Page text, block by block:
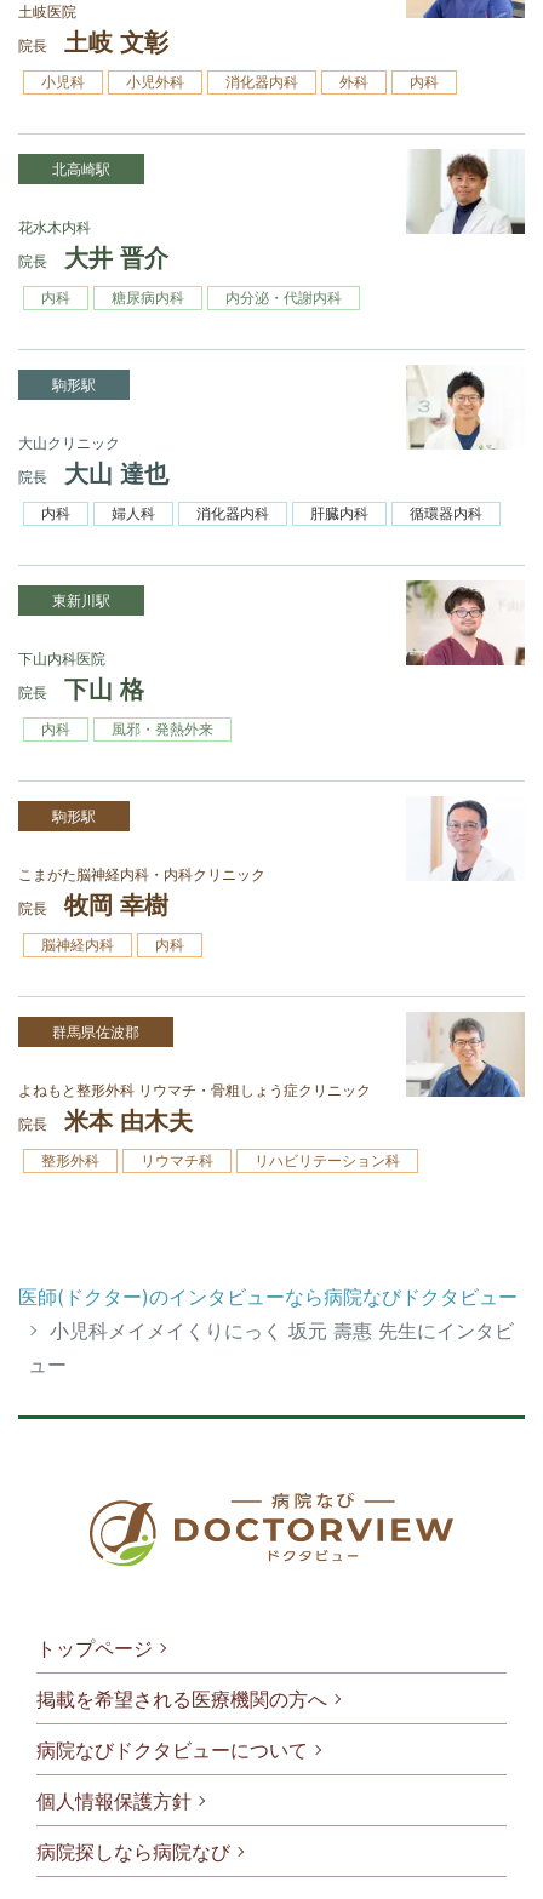
土岐医院
院長
土岐 文彰
小児科 小児外科 消化器内科 外科 内科
北高崎駅
花水木内科
院長
大井 晋介
内科 糖尿病内科 内分泌・代謝内科
駒形駅
大山クリニック
院長
大山 達也
内科 婦人科 消化器内科 肝臓内科 循環器内科
東新川駅
下山内科医院
院長
下山 格
内科 風邪・発熱外来
駒形駅
こまがた脳神経内科・内科クリニック
院長
牧岡 幸樹
脳神経内科 内科
群馬県佐波郡
よねもと整形外科 リウマチ・骨粗しょう症クリニック
院長
米本 由木夫
整形外科 リウマチ科 リハビリテーション科
医師(ドクター)のインタビューなら病院なびドクタビュー
小児科メイメイくりにっく 坂元 壽惠 先生にインタビ
ュー
フッタメニ
トップページ
掲載を希望される医療機関の方へ
病院なびドクタビューについて
個人情報保護方針
病院探しなら病院なび